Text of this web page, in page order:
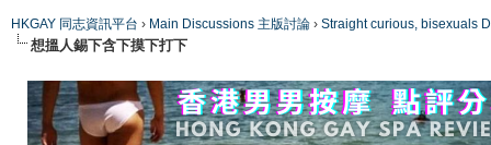
HKGAY 同志資訊平台 › Main Discussions 主版討論 › Straight curious, bisexuals
想搵人錫下含下摸下打下